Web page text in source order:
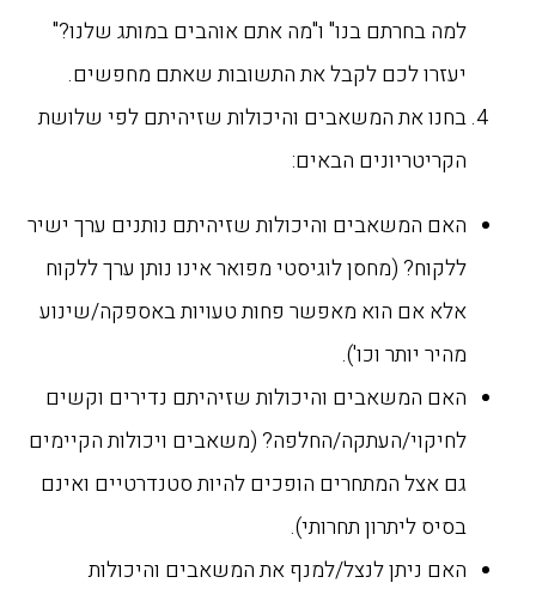
למה בחרתם בנו" ו"מה אתם אוהבים במותג שלנו?"
יעזרו לכם לקבל את התשובות שאתם מחפשים.
בחנו את המשאבים והיכולות שזיהיתם לפי שלושת
הקריטריונים הבאים:
האם המשאבים והיכולות שזיהיתם נותנים ערך ישיר
ללקוח? (מחסן לוגיסטי מפואר אינו נותן ערך ללקוח
אלא אם הוא מאפשר פחות טעויות באספקה/שינוע
מהיר יותר וכו').
האם המשאבים והיכולות שזיהיתם נדירים וקשים
לחיקוי/העתקה/החלפה? (משאבים ויכולות הקיימים
גם אצל המתחרים הופכים להיות סטנדרטיים ואינם
בסיס ליתרון תחרותי).
האם ניתן לנצל/למנף את המשאבים והיכולות